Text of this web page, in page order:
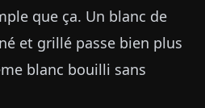
que ça. Un blanc de
et grillé passe bien plus
blanc bouilli sans